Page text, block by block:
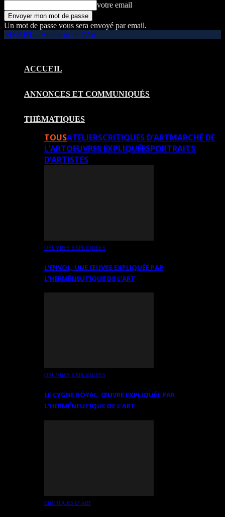
votre email
Un mot de passe vous sera envoyé par email.
HEART – Au coeur de l'Art
ACCUEIL
ANNONCES ET COMMUNIQUÉS
THÉMATIQUES
TOUSATELIERSCRITIQUES D’ARTMARCHÉ DE
L’ARTOEUVRES EXPLIQUÉESPORTRAITS
D’ARTISTES
OEUVRES EXPLIQUÉES
L’ENVOL, UNE ŒUVRE EXPLIQUÉE PAR
L’HERMÉNEUTIQUE DE L’ART
OEUVRES EXPLIQUÉES
LE CYGNE ROYAL. ŒUVRE EXPLIQUÉE PAR
L’HERMÉNEUTIQUE DE L’ART
CRITIQUES D’ART